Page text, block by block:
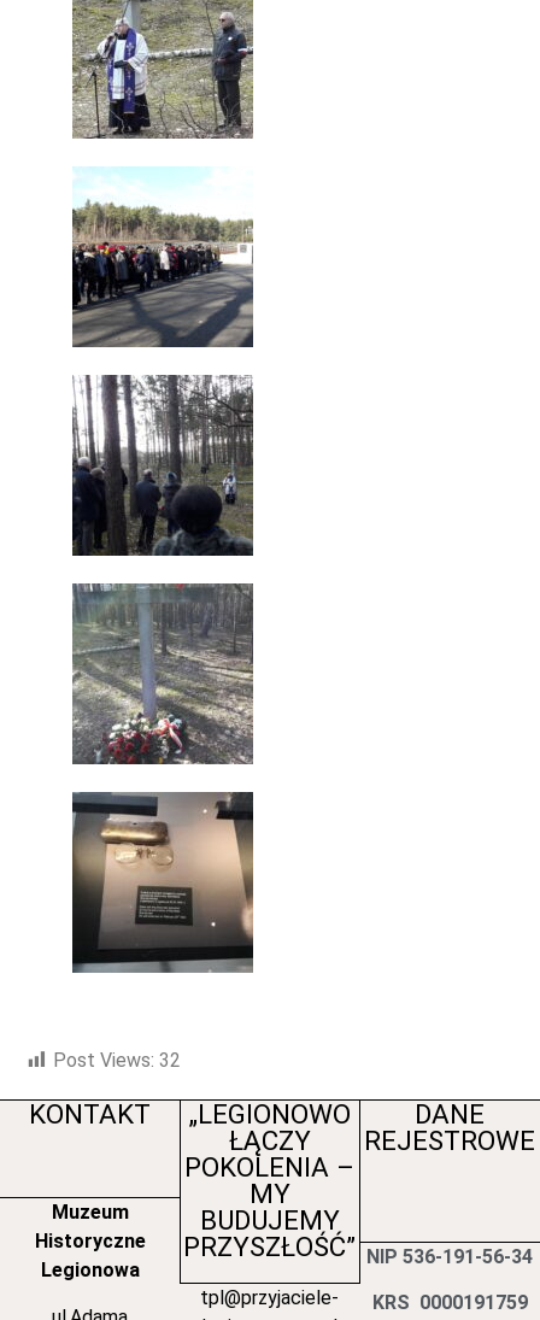
Post Views: 32
KONTAKT
Muzeum
Historyczne
Legionowa
„LEGIONOWO
ŁĄCZY
POKOLENIA –
MY
BUDUJEMY
PRZYSZŁOŚĆ”
tpl@przyjaciele-
DANE
REJESTROWE
NIP 536-191-56-34
KRS 0000191759